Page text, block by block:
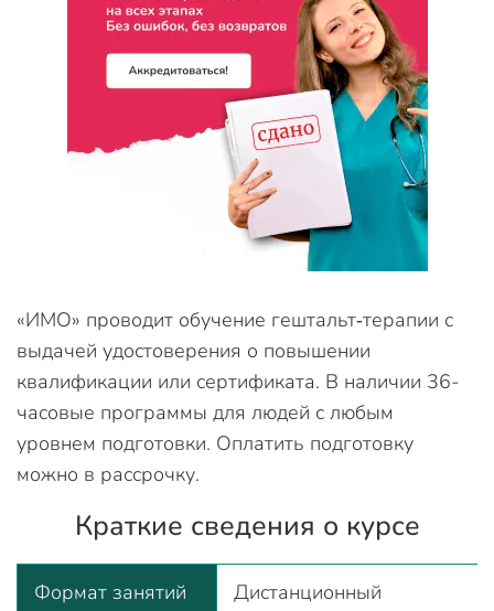
«ИМО» проводит обучение гештальт‑терапии с
выдачей удостоверения о повышении
квалификации или сертификата. В наличии 36-
часовые программы для людей с любым
уровнем подготовки. Оплатить подготовку
можно в рассрочку.
Краткие сведения о курсе
Формат занятий Дистанционный